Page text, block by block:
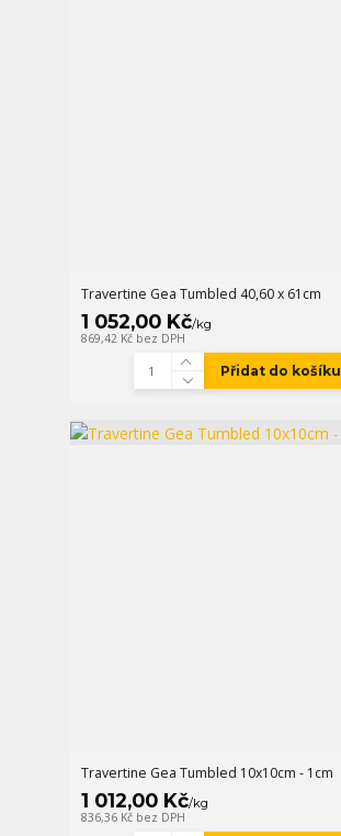
Travertine Gea Tumbled 40,60 x 61cm
1 052,00 Kč/kg
869,42 Kč bez DPH
Přidat do košíku
Travertine Gea Tumbled 10x10cm - 1cm
1 012,00 Kč/kg
836,36 Kč bez DPH